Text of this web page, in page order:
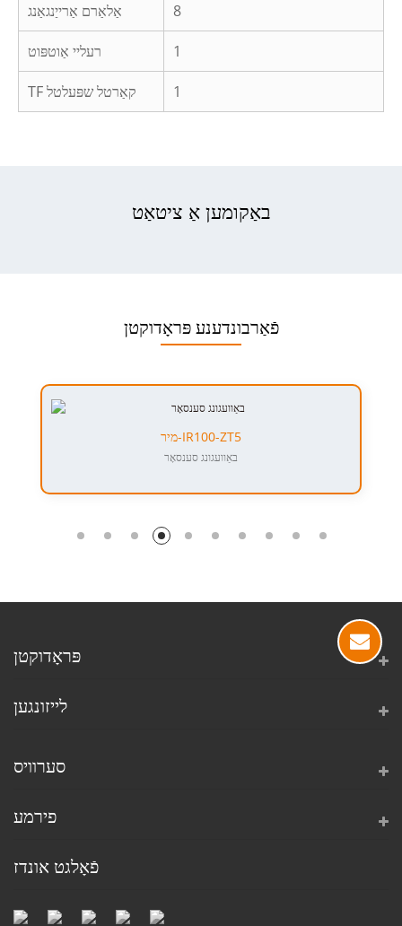
אַלאַרם אַרייַנגאַנג 8
רעליי אַוטפּוט 1
TF קאַרטל שפּעלטל 1
באַקומען אַ ציטאַט
פֿאַרבונדענע פּראָדוקטן
מיר-IR100-ZT5
באַוועגונג סענסאָר
פּראָדוקטן
לייזונגען
סערוויס
פירמע
פֿאָלגט אונדז